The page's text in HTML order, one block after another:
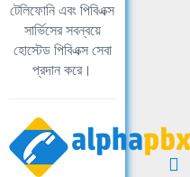
টেলিফোনি এবং পিবিএক্স
সার্ভিসের সবন্বয়ে
হোস্টেড পিবিএক্স সেবা
প্রদান করে।